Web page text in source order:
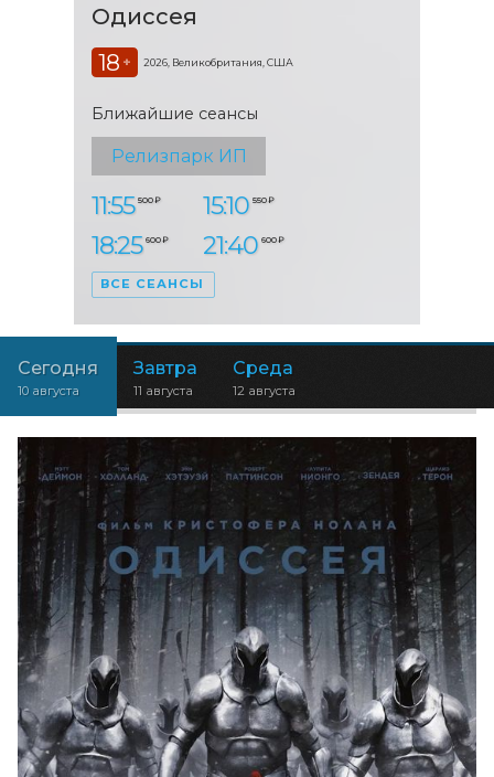
Одиссея
18 + 2026, Великобритания, США
Ближайшие сеансы
Релизпарк ИП
11:55 500 ₽ 15:10 550 ₽
18:25 600 ₽ 21:40 600 ₽
ВСЕ СЕАНСЫ
Сегодня
10 августа
Завтра
11 августа
Среда
12 августа